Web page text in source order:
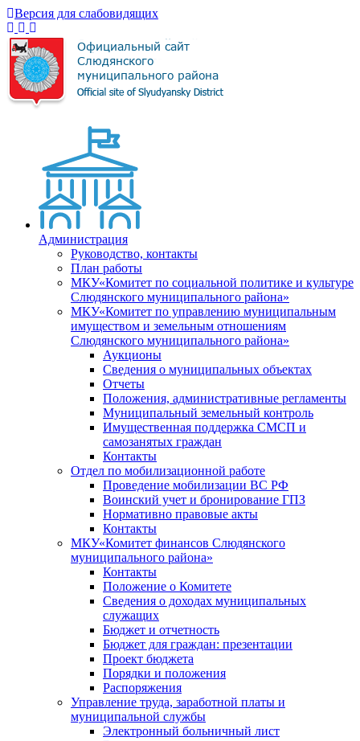
Версия для слабовидящих
Администрация
Руководство, контакты
План работы
МКУ«Комитет по социальной политике и культуре
Слюдянского муниципального района»
МКУ«Комитет по управлению муниципальным
имуществом и земельным отношениям
Слюдянского муниципального района»
Аукционы
Сведения о муниципальных объектах
Отчеты
Положения, административные регламенты
Муниципальный земельный контроль
Имущественная поддержка СМСП и
самозанятых граждан
Контакты
Отдел по мобилизационной работе
Проведение мобилизации ВС РФ
Воинский учет и бронирование ГПЗ
Нормативно правовые акты
Контакты
МКУ«Комитет финансов Слюдянского
муниципального района»
Контакты
Положение о Комитете
Сведения о доходах муниципальных
служащих
Бюджет и отчетность
Бюджет для граждан: презентации
Проект бюджета
Порядки и положения
Распоряжения
Управление труда, заработной платы и
муниципальной службы
Электронный больничный лист